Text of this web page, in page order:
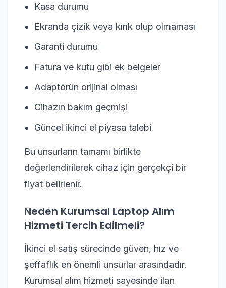
Kasa durumu
Ekranda çizik veya kırık olup olmaması
Garanti durumu
Fatura ve kutu gibi ek belgeler
Adaptörün orijinal olması
Cihazın bakım geçmişi
Güncel ikinci el piyasa talebi
Bu unsurların tamamı birlikte
değerlendirilerek cihaz için gerçekçi bir
fiyat belirlenir.
Neden Kurumsal Laptop Alım
Hizmeti Tercih Edilmeli?
İkinci el satış sürecinde güven, hız ve
şeffaflık en önemli unsurlar arasındadır.
Kurumsal alım hizmeti sayesinde ilan